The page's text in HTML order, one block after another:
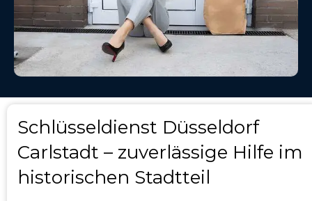
Schlüsseldienst Düsseldorf
Carlstadt – zuverlässige Hilfe im
historischen Stadtteil